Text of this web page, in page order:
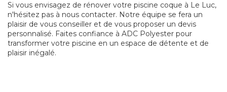
Si vous envisagez de rénover votre piscine coque à Le Luc,
n'hésitez pas à nous contacter. Notre équipe se fera un
plaisir de vous conseiller et de vous proposer un devis
personnalisé. Faites confiance à ADC Polyester pour
transformer votre piscine en un espace de détente et de
plaisir inégalé.